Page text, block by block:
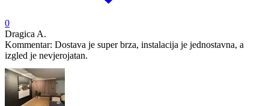
0
Dragica A.
Kommentar: Dostava je super brza, instalacija je jednostavna, a
izgled je nevjerojatan.